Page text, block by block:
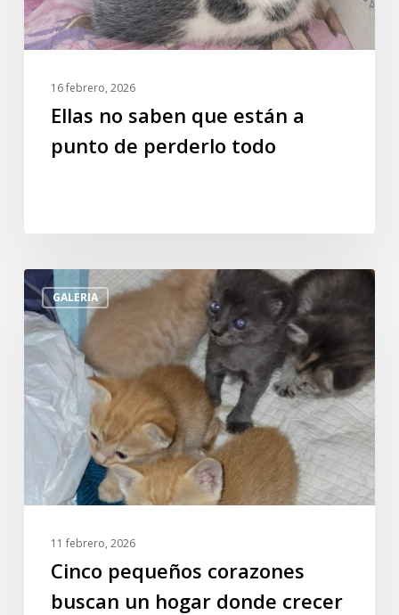
perderlo
todo
16 febrero, 2026
Ellas no saben que están a
punto de perderlo todo
GALERIA
Cinco
pequeños
corazones
buscan
un
hogar
donde
crecer
seguros
11 febrero, 2026
Cinco pequeños corazones
buscan un hogar donde crecer